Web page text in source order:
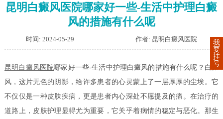
昆明白癜风医院哪家好一些-生活中护理白癜
风的措施有什么呢
时间: 2024-05-29 作者: 昆明白癜风医院
昆明白癜风医院哪家好一些-生活中护理白癜风的措施有什么呢？白癜
风，这片无色的阴影，给许多患者的心灵蒙上了一层厚厚的尘埃。它
不仅仅是一种皮肤疾病，更是患者内心深处不愿提及的痛。在治疗的
道路上，皮肤护理显得尤为重要，它关乎着病情的稳定与恶化。那生
我
要
挂
号